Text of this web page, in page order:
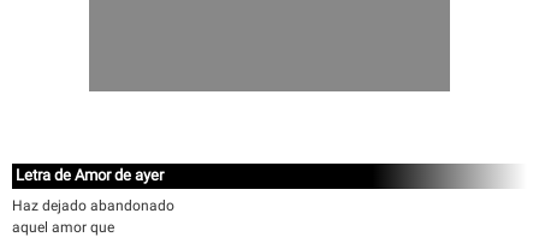
Letra de Amor de ayer
Haz dejado abandonado
aquel amor que